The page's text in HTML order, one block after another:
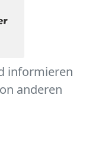
informieren
anderen